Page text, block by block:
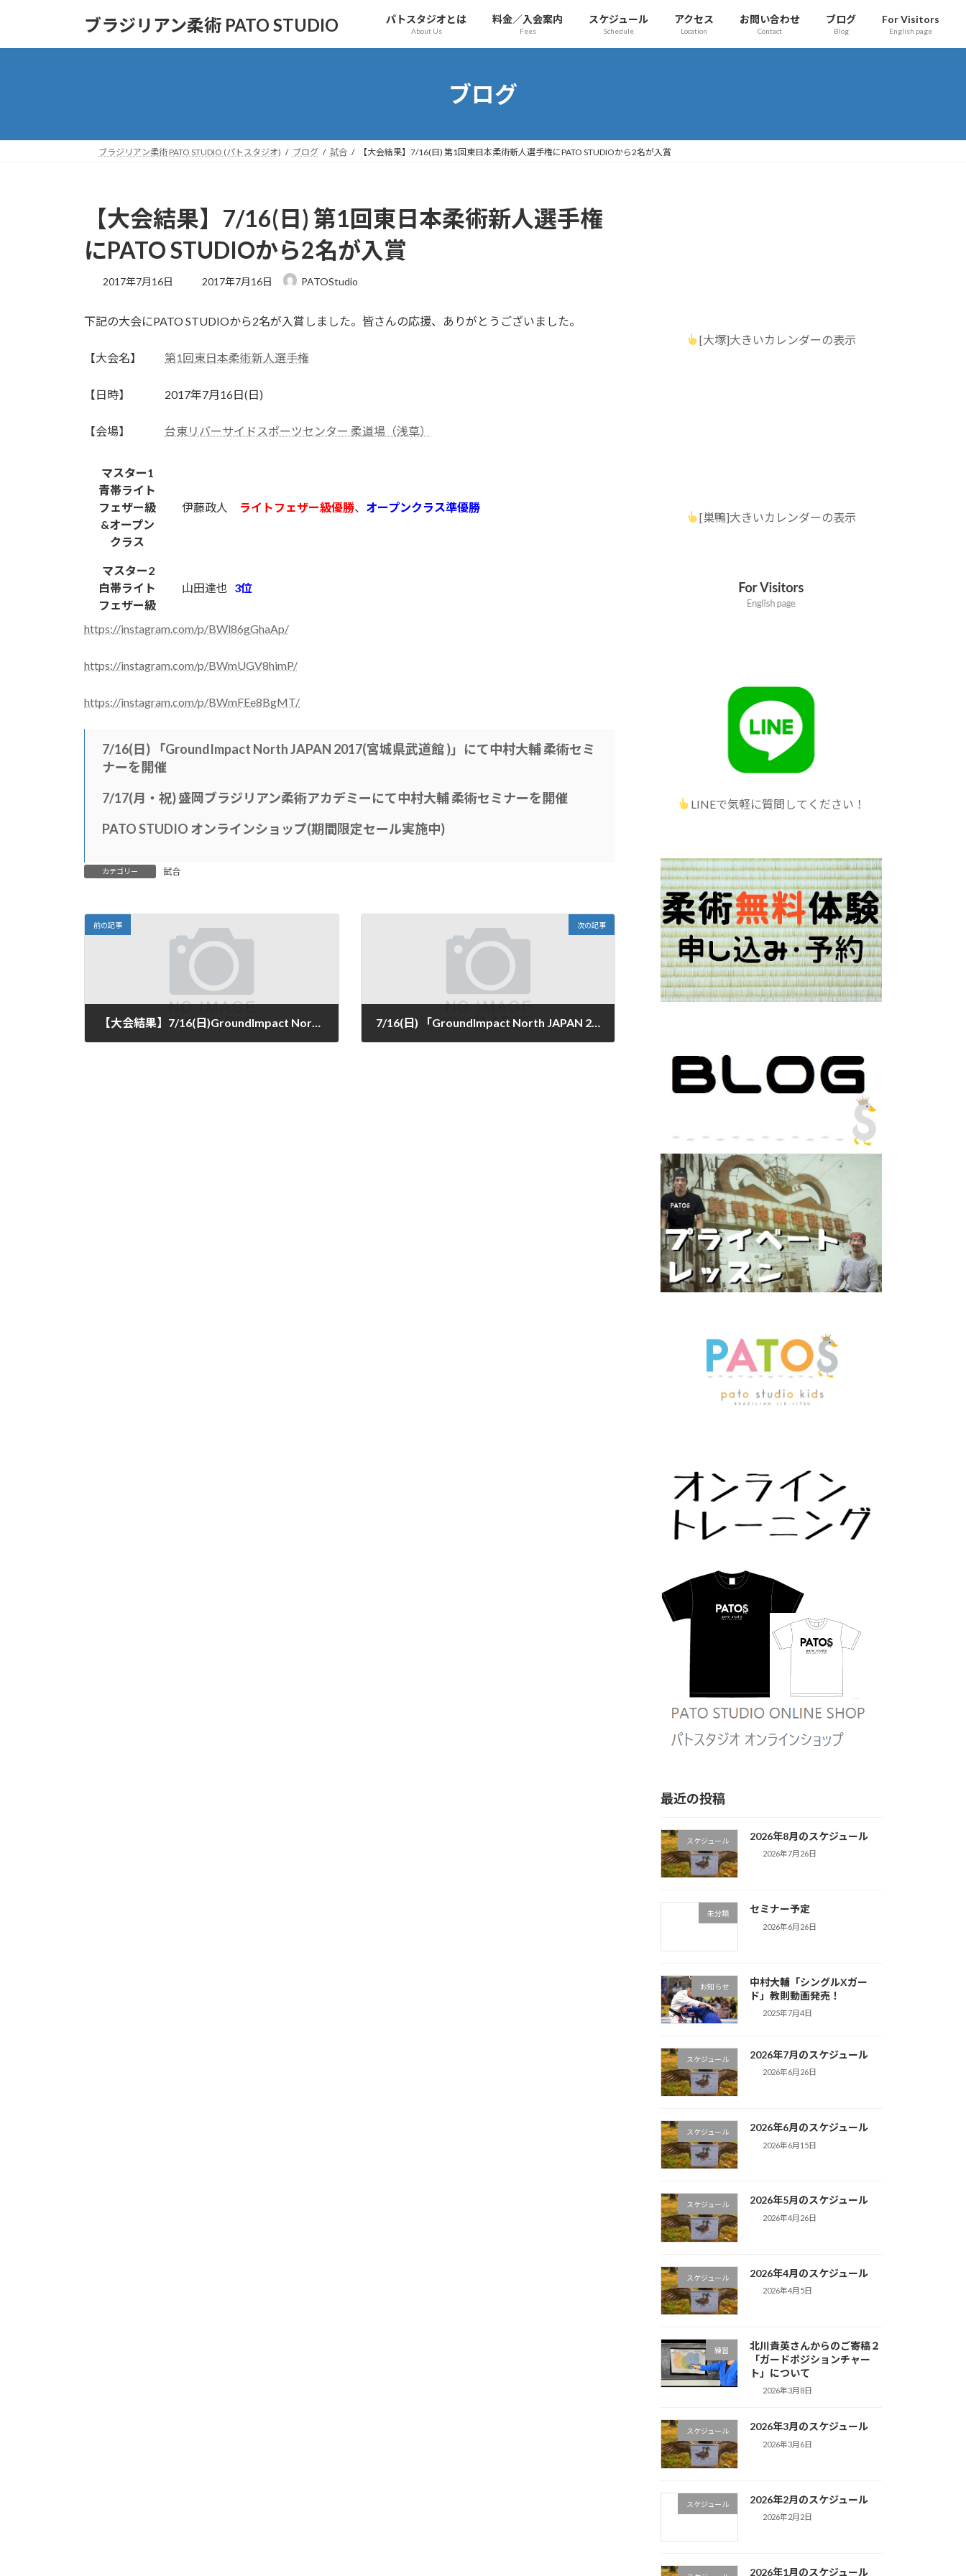
ブラジリアン柔術 PATO STUDIO パトスタジオとは
About Us
料金／入会案内
Fees
スケジュール
Schedule
アクセス
Location
お問い合わせ
Contact
ブログ
Blog
For Visitors
English page
ブログ
ブラジリアン柔術 PATO STUDIO (パトスタジオ) ブログ 試合 【大会結果】7/16(日) 第1回東日本柔術新人選手権にPATO STUDIOから2名が入賞
【大会結果】7/16(日) 第1回東日本柔術新人選手権
にPATO STUDIOから2名が入賞
2017年7月16日
最
新
時
:
2017年7月16日 PATOStudio
下記の大会にPATO STUDIOから2名が入賞しました。皆さんの応援、ありがとうございました。
【大会名】 第1回東日本柔術新人選手権
【日時】 2017年7月16日(日)
【会場】 台東リバーサイドスポーツセンター 柔道場（浅草）
マスター1
青帯ライト
フェザー級
&オープン
クラス
伊藤政人 ライトフェザー級優勝、 オープンクラス準優勝
マスター2
白帯ライト
フェザー級
山田達也 3位
https://instagram.com/p/BWl86gGhaAp/
https://instagram.com/p/BWmUGV8himP/
https://instagram.com/p/BWmFEe8BgMT/
7/16(日) 「GroundImpact North JAPAN 2017(宮城県武道館 )」にて中村大輔 柔術セミ
ナーを開催
7/17(月・祝) 盛岡ブラジリアン柔術アカデミーにて中村大輔 柔術セミナーを開催
PATO STUDIO オンラインショップ(期間限定セール実施中)
カテゴリー 試合
前の記事
【大会結果】7/16(日)GroundImpact North JAPAN 2017にPATO STUDIOから1名が入賞
次の記事
7/16(日) 「GroundImpact North JAPAN 2017(宮城県武道館 )」、7/17(月・祝) 盛岡ブラジリアン柔術アカデミーでのセミナーが終わりました。
[大塚]大きいカレンダーの表示
[巣鴨]大きいカレンダーの表示
LINEで気軽に質問してください！
最近の投稿
スケジュール 2026年8月のスケジュール
2026年7月26日
未分類 セミナー予定
2026年6月26日
お知らせ
中村大輔「シングルXガー
ド」教則動画発売！
2025年7月4日
スケジュール 2026年7月のスケジュール
2026年6月26日
スケジュール 2026年6月のスケジュール
2026年6月15日
スケジュール 2026年5月のスケジュール
2026年4月26日
スケジュール 2026年4月のスケジュール
2026年4月5日
練習
北川貴英さんからのご寄稿２
「ガードポジションチャー
ト」について
2026年3月8日
スケジュール 2026年3月のスケジュール
2026年3月6日
スケジュール 2026年2月のスケジュール
2026年2月2日
2026年1月のスケジュール